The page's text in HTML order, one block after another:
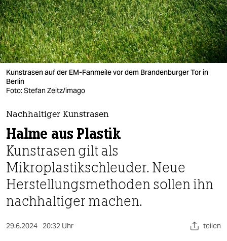
öko
gesellschaft
kultur
sport
nord
wahrheit
verlag
verlag
veranstaltungen
shop
Kunstrasen auf der EM-Fanmeile vor dem Brandenburger Tor in
Berlin
Foto: Stefan Zeitz/imago
Nachhaltiger Kunstrasen
Halme aus Plastik
Kunstrasen gilt als
Mikroplastikschleuder. Neue
Herstellungsmethoden sollen ihn
nachhaltiger machen.
29.6.2024 20:32 Uhr teilen